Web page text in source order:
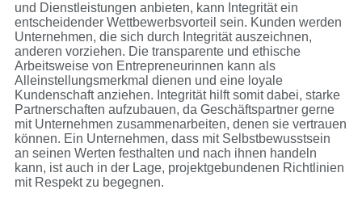
und Dienstleistungen anbieten, kann Integrität ein
entscheidender Wettbewerbsvorteil sein. Kunden werden
Unternehmen, die sich durch Integrität auszeichnen,
anderen vorziehen. Die transparente und ethische
Arbeitsweise von Entrepreneurinnen kann als
Alleinstellungsmerkmal dienen und eine loyale
Kundenschaft anziehen. Integrität hilft somit dabei, starke
Partnerschaften aufzubauen, da Geschäftspartner gerne
mit Unternehmen zusammenarbeiten, denen sie vertrauen
können. Ein Unternehmen, dass mit Selbstbewusstsein
an seinen Werten festhalten und nach ihnen handeln
kann, ist auch in der Lage, projektgebundenen Richtlinien
mit Respekt zu begegnen.